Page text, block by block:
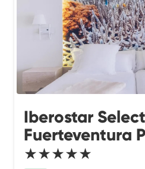
Iberostar
Fuerteventura
★★★★★